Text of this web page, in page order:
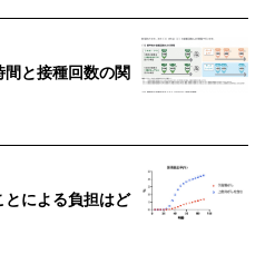
と接種回数の関
による負担はど